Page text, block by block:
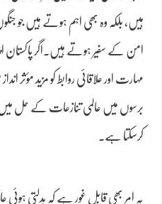
ہیں، بلکہ وہ بھی اہم ہوتے ہیں جو
امن کے سفیر ہوتے ہیں۔اگر پاکستان
مہارت اور علاقائی روابط کو مزید مؤثر
برسوں میں عالمی تنازعات کے حل میں
کرسکتا ہے۔
یہ امر بھی قابلِ غور ہے کہ بدلتی